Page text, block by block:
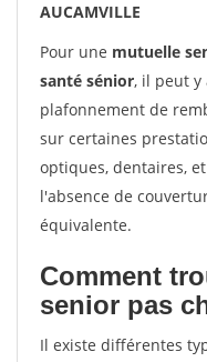
AUCAMVILLE
Pour une mutuelle
santé sénior, il peut y
plafonnement de
sur certaines
optiques, dentaires,
l'absence de
équivalente.
Comment
senior pas
Il existe différentes